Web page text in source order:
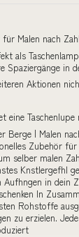
Malen nach
als
Spaziergänge in
Aktionen
eine Taschenlupe
Berge | Malen
Zubehör für
selber malen
Knstlergefhl
in dein
In
Rohstoffe
zu erzielen.